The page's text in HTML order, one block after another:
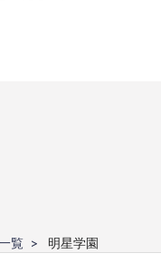
覧 明星学園